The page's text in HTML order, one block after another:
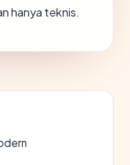
hanya teknis.